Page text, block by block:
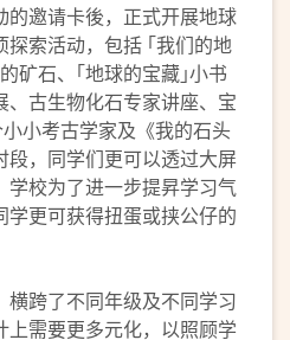
的邀请卡後，正式开展地球
索活动，包括 ｢我们的地
矿石、｢地球的宝藏｣小书
、古生物化石专家讲座、宝
小考古学家及《我的石头
段，同学们更可以透过大屏
学校为了进一步提昇学习气
学更可获得扭蛋或挟公仔的
横跨了不同年级及不同学习
需要更多元化，以照顾学